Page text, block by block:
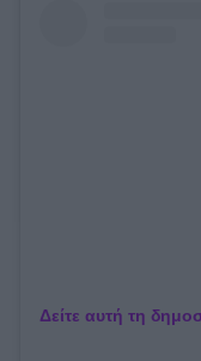
Δείτε αυτή τη